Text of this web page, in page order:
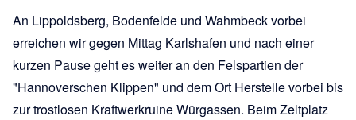
An Lippoldsberg, Bodenfelde und Wahmbeck vorbei
erreichen wir gegen Mittag Karlshafen und nach einer
kurzen Pause geht es weiter an den Felspartien der
"Hannoverschen Klippen" und dem Ort Herstelle vorbei bis
zur trostlosen Kraftwerkruine Würgassen. Beim Zeltplatz